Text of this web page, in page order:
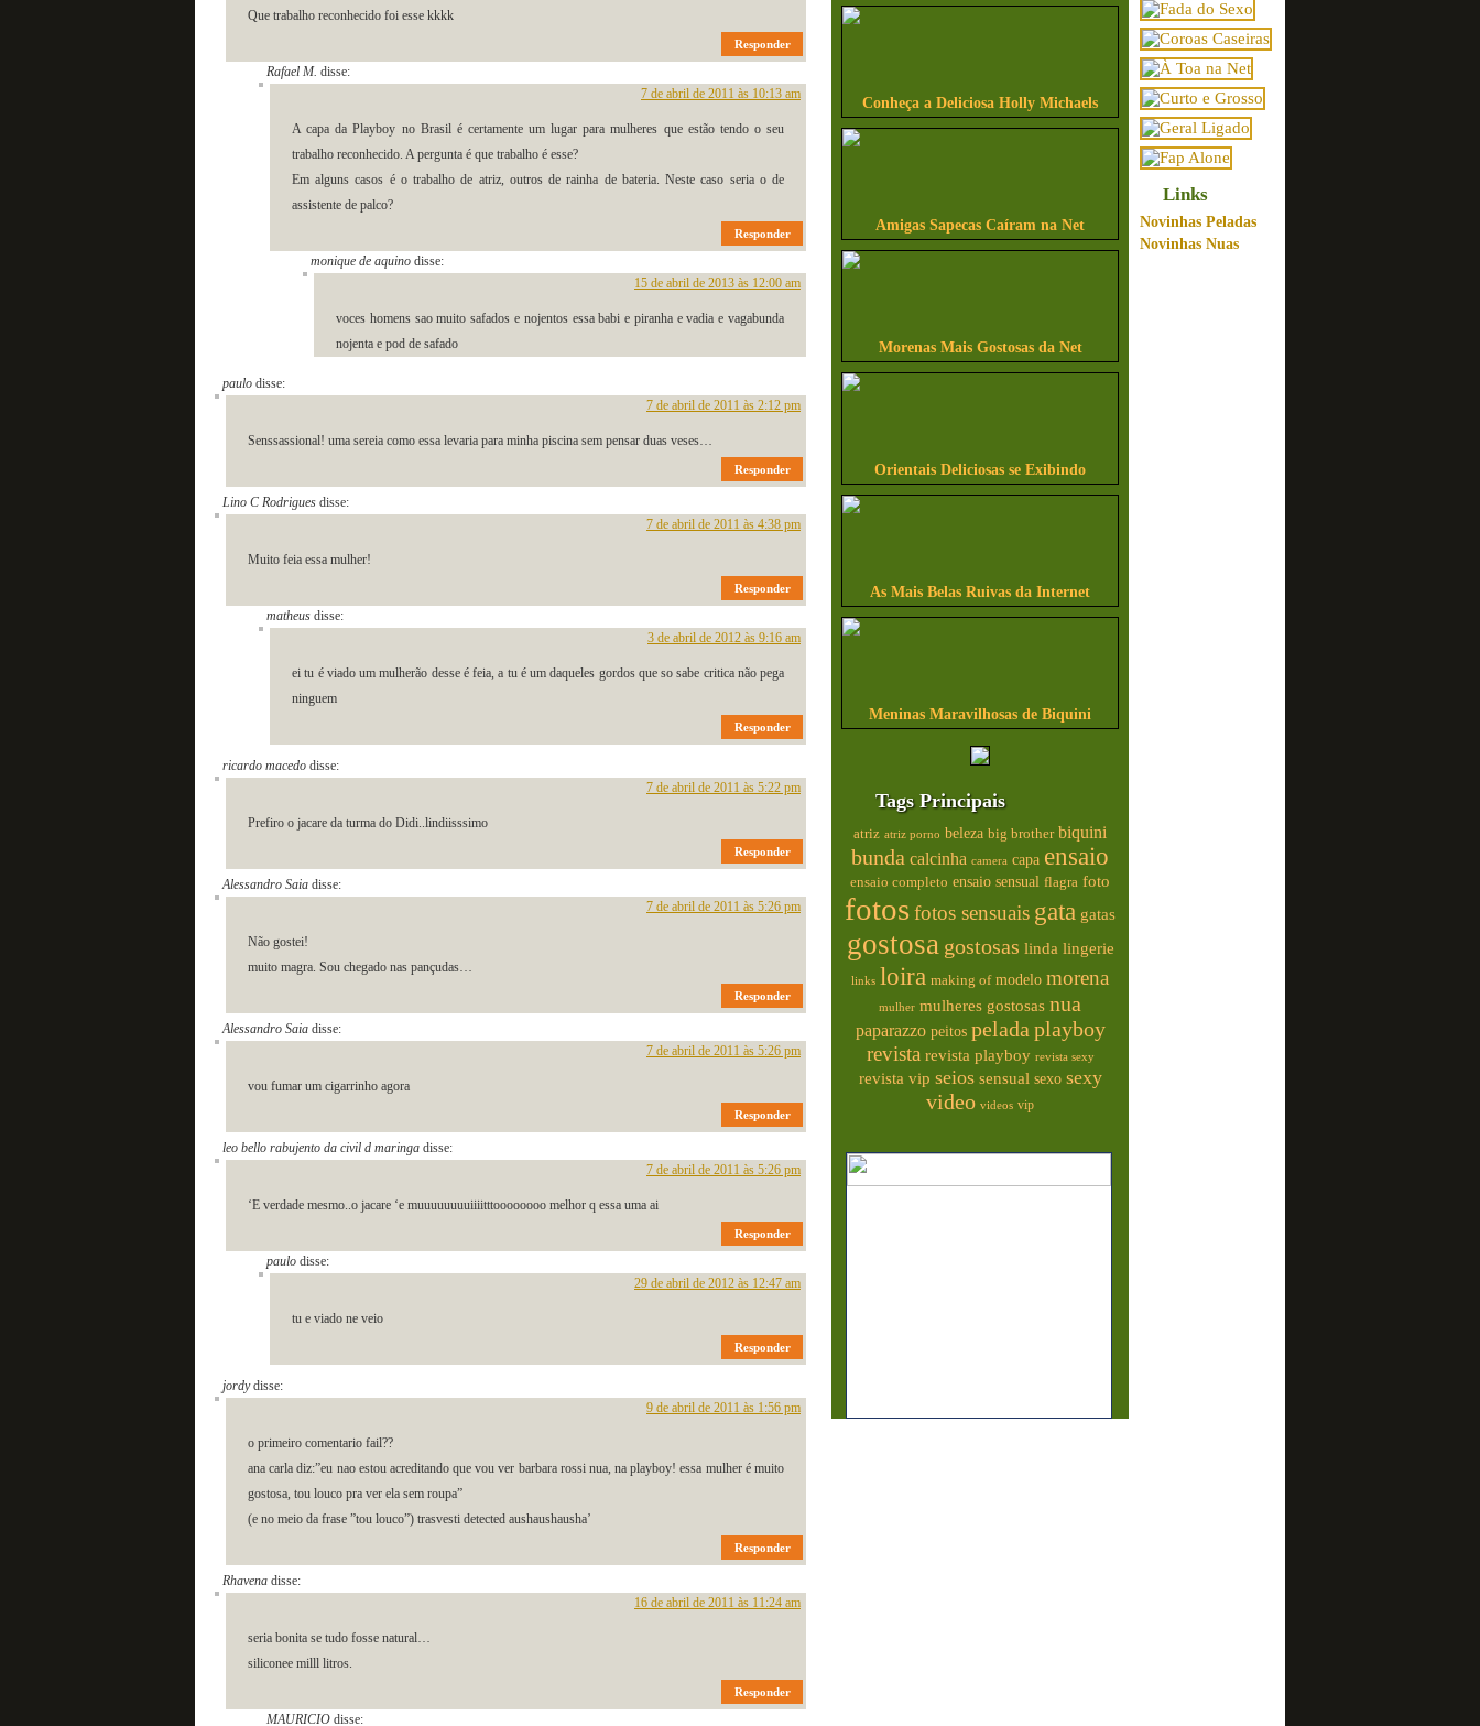
Que trabalho reconhecido foi esse kkkk
Responder
Rafael M. disse:
7 de abril de 2011 às 10:13 am
A capa da Playboy no Brasil é certamente um lugar para mulheres que estão tendo o seu
trabalho reconhecido. A pergunta é que trabalho é esse?
Em alguns casos é o trabalho de atriz, outros de rainha de bateria. Neste caso seria o de
assistente de palco?
Responder
monique de aquino disse:
15 de abril de 2013 às 12:00 am
voces homens sao muito safados e nojentos essa babi e piranha e vadia e vagabunda
nojenta e pod de safado
paulo disse:
7 de abril de 2011 às 2:12 pm
Senssassional! uma sereia como essa levaria para minha piscina sem pensar duas veses…
Responder
Lino C Rodrigues disse:
7 de abril de 2011 às 4:38 pm
Muito feia essa mulher!
Responder
matheus disse:
3 de abril de 2012 às 9:16 am
ei tu é viado um mulherão desse é feia, a tu é um daqueles gordos que so sabe critica não pega
ninguem
Responder
ricardo macedo disse:
7 de abril de 2011 às 5:22 pm
Prefiro o jacare da turma do Didi..lindiisssimo
Responder
Alessandro Saia disse:
7 de abril de 2011 às 5:26 pm
Não gostei!
muito magra. Sou chegado nas pançudas…
Responder
Alessandro Saia disse:
7 de abril de 2011 às 5:26 pm
vou fumar um cigarrinho agora
Responder
leo bello rabujento da civil d maringa disse:
7 de abril de 2011 às 5:26 pm
‘E verdade mesmo..o jacare ‘e muuuuuuuuiiiitttoooooooo melhor q essa uma ai
Responder
paulo disse:
29 de abril de 2012 às 12:47 am
tu e viado ne veio
Responder
jordy disse:
9 de abril de 2011 às 1:56 pm
o primeiro comentario fail??
ana carla diz:”eu nao estou acreditando que vou ver barbara rossi nua, na playboy! essa mulher é muito
gostosa, tou louco pra ver ela sem roupa”
(e no meio da frase ”tou louco”) trasvesti detected aushaushausha’
Responder
Rhavena disse:
16 de abril de 2011 às 11:24 am
seria bonita se tudo fosse natural…
siliconee milll litros.
Responder
MAURICIO disse:
Conheça a Deliciosa Holly Michaels
Amigas Sapecas Caíram na Net
Morenas Mais Gostosas da Net
Orientais Deliciosas se Exibindo
As Mais Belas Ruivas da Internet
Meninas Maravilhosas de Biquini
Tags Principais
atriz atriz porno beleza big brother biquini
bunda calcinha camera capa ensaio
ensaio completo ensaio sensual flagra foto
fotosfotos sensuais gata gatas
gostosa gostosas linda lingerie
links loira making of modelo morena
mulher mulheres gostosas nua
paparazzo peitos pelada playboy
revista revista playboy revista sexy
revista vip seios sensual sexo sexy
video videos vip
Links
Novinhas Peladas
Novinhas Nuas